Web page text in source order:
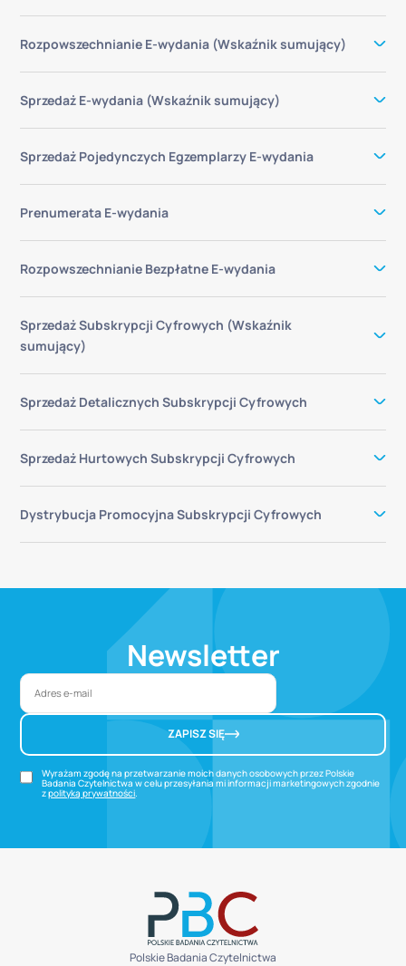
Rozpowszechnianie E-wydania (Wskaźnik sumujący)
Sprzedaż E-wydania (Wskaźnik sumujący)
Sprzedaż Pojedynczych Egzemplarzy E-wydania
Prenumerata E-wydania
Rozpowszechnianie Bezpłatne E-wydania
Sprzedaż Subskrypcji Cyfrowych (Wskaźnik
sumujący)
Sprzedaż Detalicznych Subskrypcji Cyfrowych
Sprzedaż Hurtowych Subskrypcji Cyfrowych
Dystrybucja Promocyjna Subskrypcji Cyfrowych
Newsletter
ZAPISZ SIĘ
Wyrażam zgodę na przetwarzanie moich danych osobowych przez Polskie
Badania Czytelnictwa w celu przesyłania mi informacji marketingowych zgodnie
zpolityką prywatności
Polskie Badania Czytelnictwa